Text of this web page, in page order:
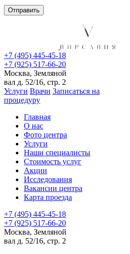
+7 (495) 445-45-18
+7 (925) 517-66-20
Москва, Земляной
вал д. 52/16, стр. 2
Услуги Врачи Записаться на
процедуру
Главная
О нас
Фото центра
Услуги
Наши специалисты
Стоимость услуг
Акции
Исследования
Вакансии центра
Карта проезда
+7 (495) 445-45-18
+7 (925) 517-66-20
Москва, Земляной
вал д. 52/16, стр. 2